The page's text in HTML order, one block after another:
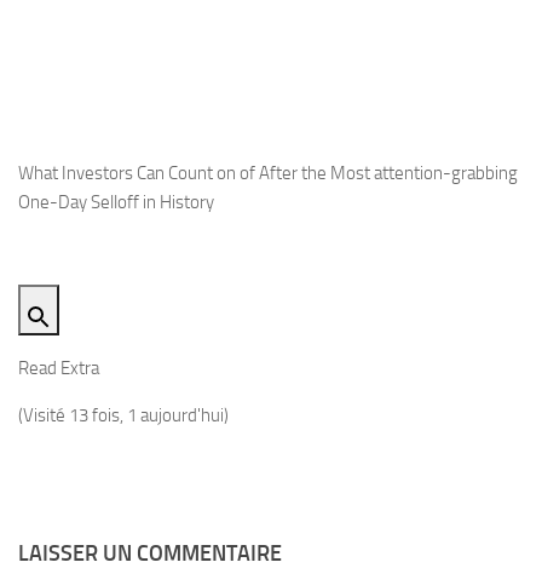
What Investors Can Count on of After the Most attention-grabbing
One-Day Selloff in History
Read Extra
(Visité 13 fois, 1 aujourd'hui)
LAISSER UN COMMENTAIRE